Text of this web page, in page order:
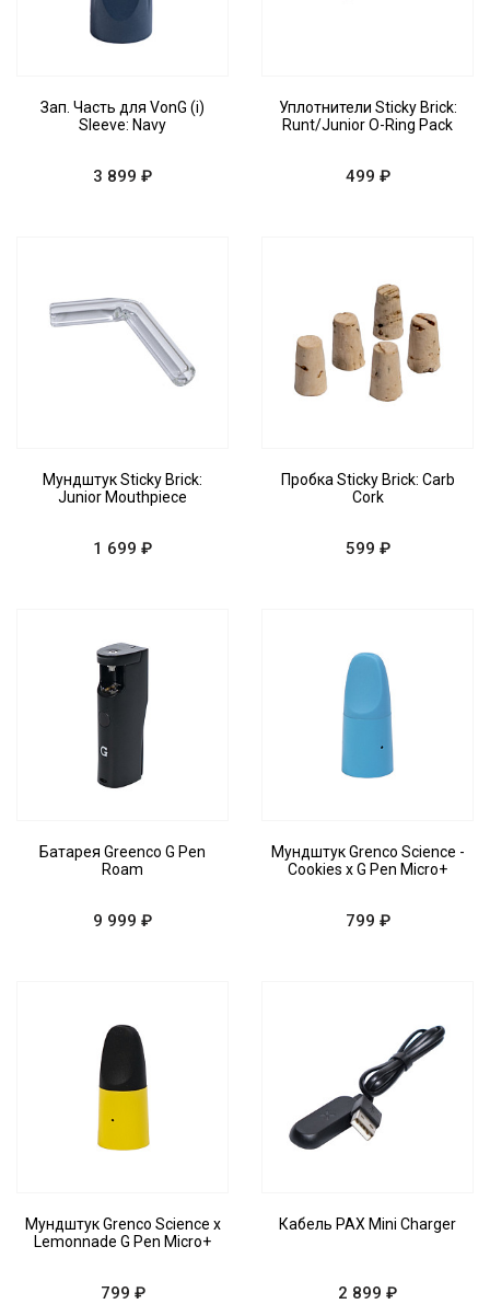
Зап. Часть для VonG (i)
Sleeve: Navy
3 899 ₽
Уплотнители Sticky Brick:
Runt/Junior O-Ring Pack
499 ₽
Мундштук Sticky Brick:
Junior Mouthpiece
1 699 ₽
Пробка Sticky Brick: Carb
Cork
599 ₽
Батарея Greenco G Pen
Roam
9 999 ₽
Мундштук Grenco Science -
Cookies x G Pen Micro+
799 ₽
Мундштук Grenco Science x
Lemonnade G Pen Micro+
799 ₽
Кабель PAX Mini Charger
2 899 ₽